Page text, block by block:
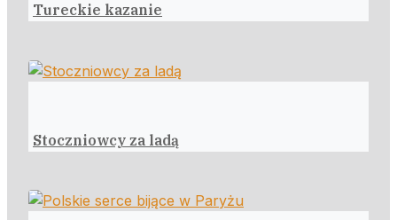
Tureckie kazanie
Stoczniowcy za ladą